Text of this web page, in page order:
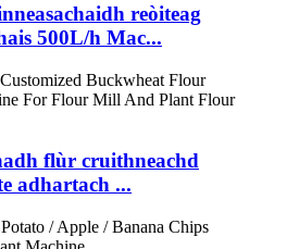
reòiteag
500L/h Mac...
flùr cruithneachd
adhartach ...